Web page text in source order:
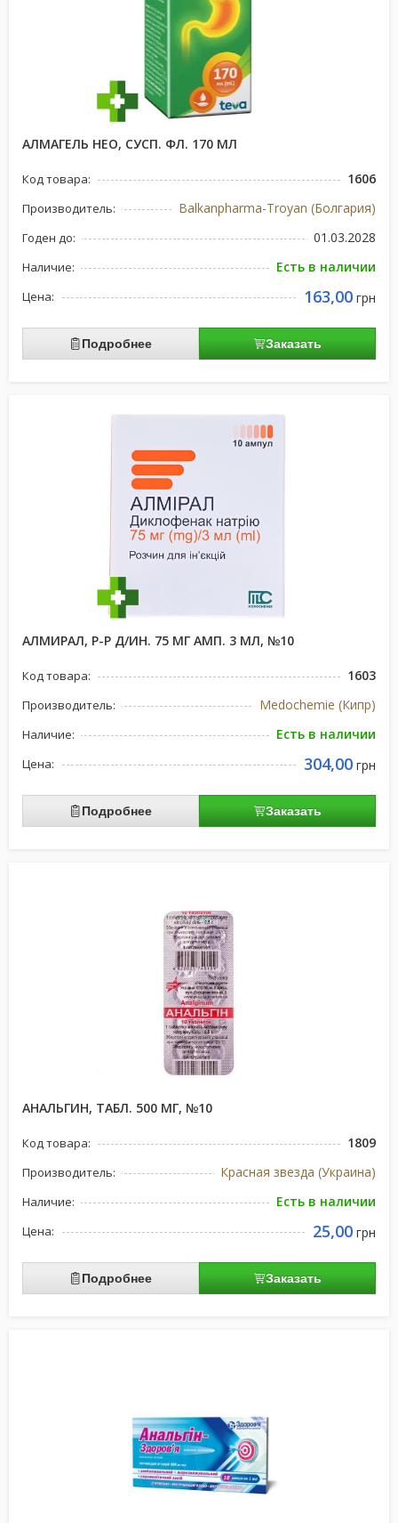
АЛМАГЕЛЬ НЕО, СУСП. ФЛ. 170 МЛ
Код товара: 1606
Производитель: Balkanpharma-Troyan (Болгария)
Годен до: 01.03.2028
Наличие: Есть в наличии
Цена: 163,00 грн
Подробнее Заказать
АЛМИРАЛ, Р-Р Д/ИН. 75 МГ АМП. 3 МЛ, №10
Код товара: 1603
Производитель: Medochemie (Кипр)
Наличие: Есть в наличии
Цена: 304,00 грн
Подробнее Заказать
АНАЛЬГИН, ТАБЛ. 500 МГ, №10
Код товара: 1809
Производитель: Красная звезда (Украина)
Наличие: Есть в наличии
Цена: 25,00 грн
Подробнее Заказать